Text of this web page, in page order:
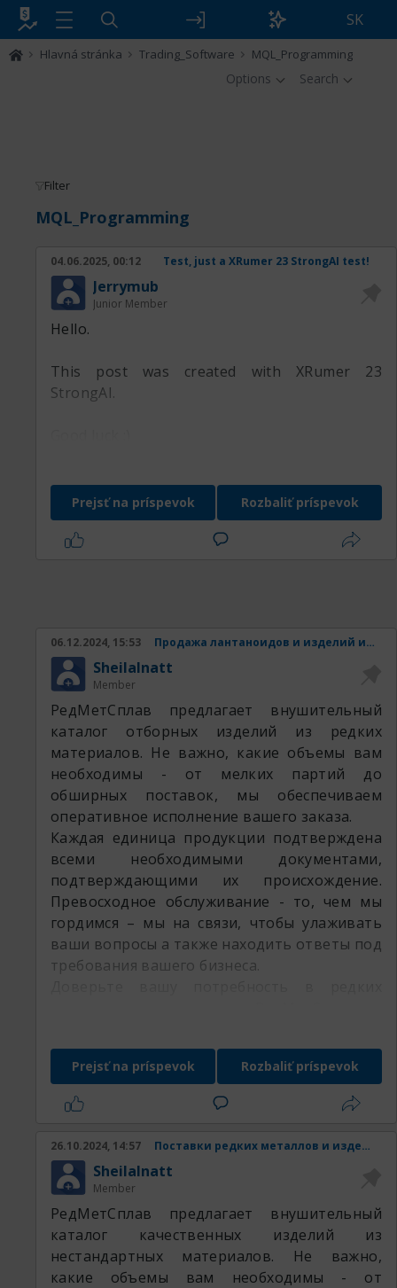
SK
Hlavná stránka Trading_Software MQL_Programming
Options Search
Filter
MQL_Programming
04.06.2025, 00:12 Test, just a XRumer 23 StrongAI test!
Jerrymub
Junior Member
Hello.
This post was created with XRumer 23
StrongAI.
Prejsť na príspevok Rozbaliť príspevok
06.12.2024, 15:53 Продажа лантаноидов и изделий из них.
SheilaInatt
Member
РедМетСплав предлагает внушительный
каталог отборных изделий из редких
материалов. Не важно, какие объемы вам
необходимы - от мелких партий до
обширных поставок, мы обеспечиваем
оперативное исполнение вашего заказа.
Каждая единица продукции подтверждена
всеми необходимыми документами,
подтверждающими их происхождение.
Превосходное обслуживание - то, чем мы
гордимся – мы на связи, чтобы улаживать
ваши вопросы а также находить ответы под
требования вашего бизнеса.
Наши товары:
Prejsť na príspevok Rozbaliť príspevok
26.10.2024, 14:57 Поставки редких металлов и изделий из них.
SheilaInatt
Member
РедМетСплав предлагает внушительный
каталог качественных изделий из
нестандартных материалов. Не важно,
какие объемы вам необходимы - от